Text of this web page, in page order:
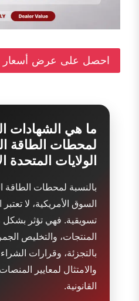
احصل على عرض أسعار
ما هي الشهادات
لمحطات الطاقة
الولايات المتحدة
بالنسبة لمحطات الطاقة
السوق الأمريكية، لا
تسويقية. فهي تؤثر بشكل
المنتجات، والتخليص
بالتجزئة، وقرارات
والامتثال لمعايير
القانونية.